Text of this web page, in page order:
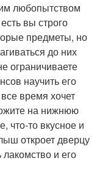
любопытством
вы строго
предметы, но
до них
ограничиваете
научить его
время хочет
на нижнюю
что-то вкусное и
откроет дверцу
и его